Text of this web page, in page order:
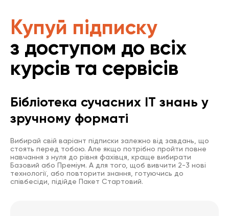
Купуй підписку
з доступом до всіх
курсів та сервісів
Бібліотека сучасних IT знань у
зручному форматі
Вибирай свій варіант підписки залежно від завдань, що
стоять перед тобою. Але якщо потрібно пройти повне
навчання з нуля до рівня фахівця, краще вибирати
Базовий або Преміум. А для того, щоб вивчити 2-3 нові
технології, або повторити знання, готуючись до
співбесіди, підійде Пакет Стартовий.